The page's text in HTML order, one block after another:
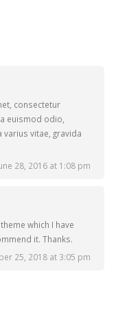
consectetur
euismod odio,
vitae, gravida
28, 2016 at 1:08 pm
which I have
it. Thanks.
25, 2018 at 3:05 pm